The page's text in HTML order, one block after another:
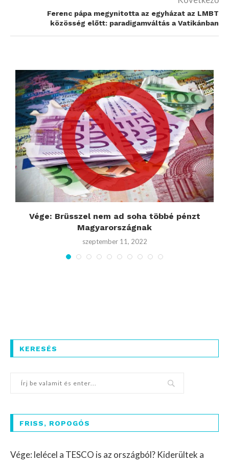
Ferenc pápa megynitotta az egyházat az LMBT
közösség előtt: paradigamváltás a Vatikánban
Vége: Brüsszel nem ad soha többé pénzt
Magyarországnak
szeptember 11, 2022
KERESÉS
FRISS, ROPOGÓS
Vége: lelécel a TESCO is az országból? Kiderültek a